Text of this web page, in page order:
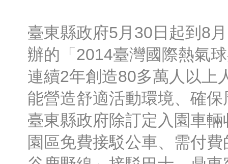
臺東縣政府5月30日起到8
辦的「2014臺灣國際熱氣
連續2年創造80多萬人以上
能營造舒適活動環境、確
臺東縣政府除訂定入園車
園區免費接駁公車、需付